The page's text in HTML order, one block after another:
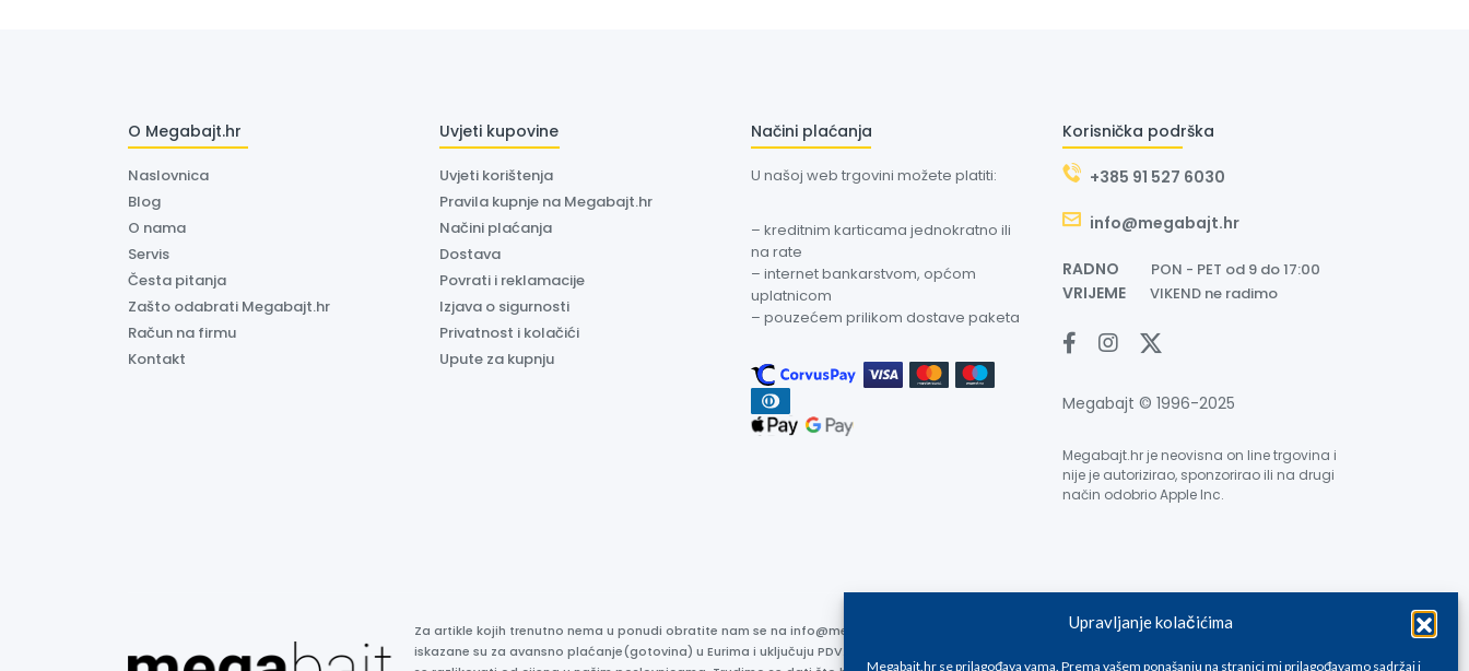
Upravljanje kolačićima
Megabajt.hr se prilagođava vama. Prema vašem ponašanju na stranici mi prilagođavamo sadržaj i
O Megabajt.hr
Naslovnica
Blog
O nama
Servis
Česta pitanja
Zašto odabrati Megabajt.hr
Račun na firmu
Kontakt
Uvjeti kupovine
Uvjeti korištenja
Pravila kupnje na Megabajt.hr
Načini plaćanja
Dostava
Povrati i reklamacije
Izjava o sigurnosti
Privatnost i kolačići
Upute za kupnju
Načini plaćanja
U našoj web trgovini možete platiti:
– kreditnim karticama jednokratno ili
na rate
– internet bankarstvom, općom
uplatnicom
– pouzećem prilikom dostave paketa
Korisnička podrška
+385 91 527 6030
info@megabajt.hr
RADNO PON - PET od 9 do 17:00
VRIJEME VIKEND ne radimo
Megabajt © 1996-2025
Megabajt.hr je neovisna on line trgovina i
nije je autorizirao, sponzorirao ili na drugi
način odobrio Apple Inc.
Za artikle kojih trenutno nema u ponudi obratite nam se na info@megabajt.hr. Sve cijene su informativnog karaktera i podložne su promjenama, a
iskazane su za avansno plaćanje(gotovina) u Eurima i uključuju PDV. Sve cijene su iskazane isključivo za kupovinu putem webshop-a i mogu